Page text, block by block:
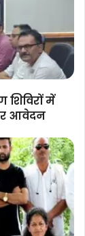
में
आवेदन